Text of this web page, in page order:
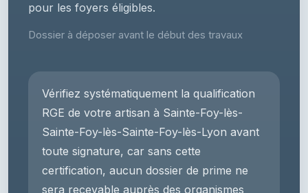
pour les foyers éligibles.
Dossier à déposer avant le début des travaux
Vérifiez systématiquement la qualification
RGE de votre artisan à Sainte-Foy-lès-
Sainte-Foy-lès-Sainte-Foy-lès-Lyon avant
toute signature, car sans cette
certification, aucun dossier de prime ne
sera recevable auprès des organismes